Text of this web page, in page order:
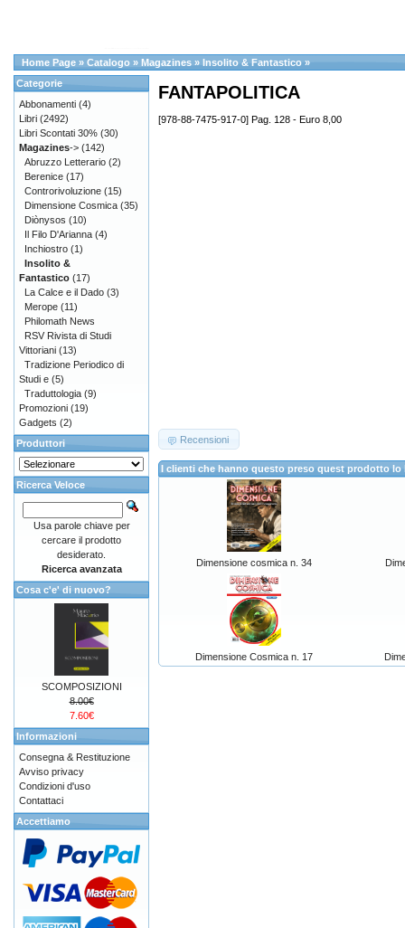
Home Page » Catalogo » Magazines » Insolito & Fantastico »
FANTAPOLITICA
[978-88-7475-917-0] Pag. 128 - Euro 8,00
Recensioni
I clienti che hanno questo preso quest prodotto
Dimensione cosmica n. 34
Dimensione Cosmica n. 17
Categorie
Abbonamenti (4)
Libri (2492)
Libri Scontati 30% (30)
Magazines-> (142)
Abruzzo Letterario (2)
Berenice (17)
Controrivoluzione (15)
Dimensione Cosmica (35)
Diònysos (10)
Il Filo D'Arianna (4)
Inchiostro (1)
Insolito &
Fantastico (17)
La Calce e il Dado (3)
Merope (11)
Philomath News
RSV Rivista di Studi
Vittoriani (13)
Tradizione Periodico di
Studi e (5)
Traduttologia (9)
Promozioni (19)
Gadgets (2)
Produttori
Ricerca Veloce
Usa parole chiave per
cercare il prodotto
desiderato.
Ricerca avanzata
Cosa c'e' di nuovo?
SCOMPOSIZIONI
8.00€
7.60€
Informazioni
Consegna & Restituzione
Avviso privacy
Condizioni d'uso
Contattaci
Accettiamo